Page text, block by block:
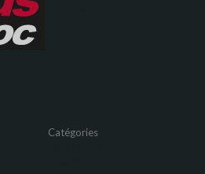
Catégories